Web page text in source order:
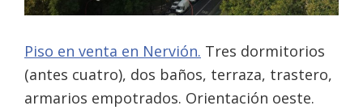
Piso en venta en Nervión. Tres dormitorios
(antes cuatro), dos baños, terraza, trastero,
armarios empotrados. Orientación oeste.